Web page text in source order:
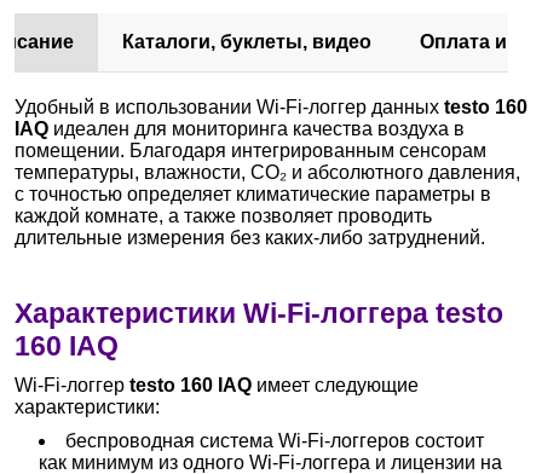
Каталоги, буклеты, видео Оплата и
Удобный в использовании Wi-Fi-логгер данных testo 160
IAQ идеален для мониторинга качества воздуха в
помещении. Благодаря интегрированным сенсорам
температуры, влажности, CO₂ и абсолютного давления,
с точностью определяет климатические параметры в
каждой комнате, а также позволяет проводить
длительные измерения без каких-либо затруднений.
Характеристики Wi-Fi-логгера testo
160 IAQ
Wi-Fi-логгер testo 160 IAQ имеет следующие
характеристики:
беспроводная система Wi-Fi-логгеров состоит
как минимум из одного Wi-Fi-логгера и лицензии на